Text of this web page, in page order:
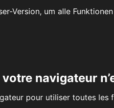
Version, um alle
navigateur
pour utiliser toutes